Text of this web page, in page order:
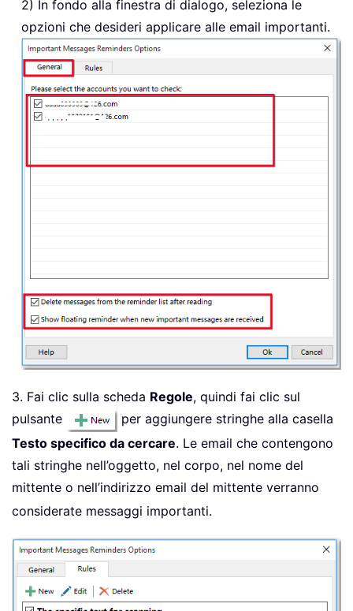
2) In fondo alla finestra di dialogo, seleziona le
opzioni che desideri applicare alle email importanti.
3. Fai clic sulla scheda Regole, quindi fai clic sul
pulsante
per aggiungere stringhe alla casella
Testo specifico da cercare. Le email che contengono
tali stringhe nell’oggetto, nel corpo, nel nome del
mittente o nell’indirizzo email del mittente verranno
considerate messaggi importanti.